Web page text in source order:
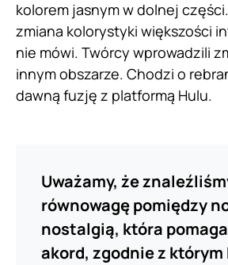
kolorem jasnym w dolnej
zmiana kolorystyki większości
nie mówi. Twórcy wprowadzili
innym obszarze. Chodzi o
dawną fuzję z platformą Hulu.
Uważamy, że
równowagę pomiędzy
nostalgią, która
akord, zgodnie z którym